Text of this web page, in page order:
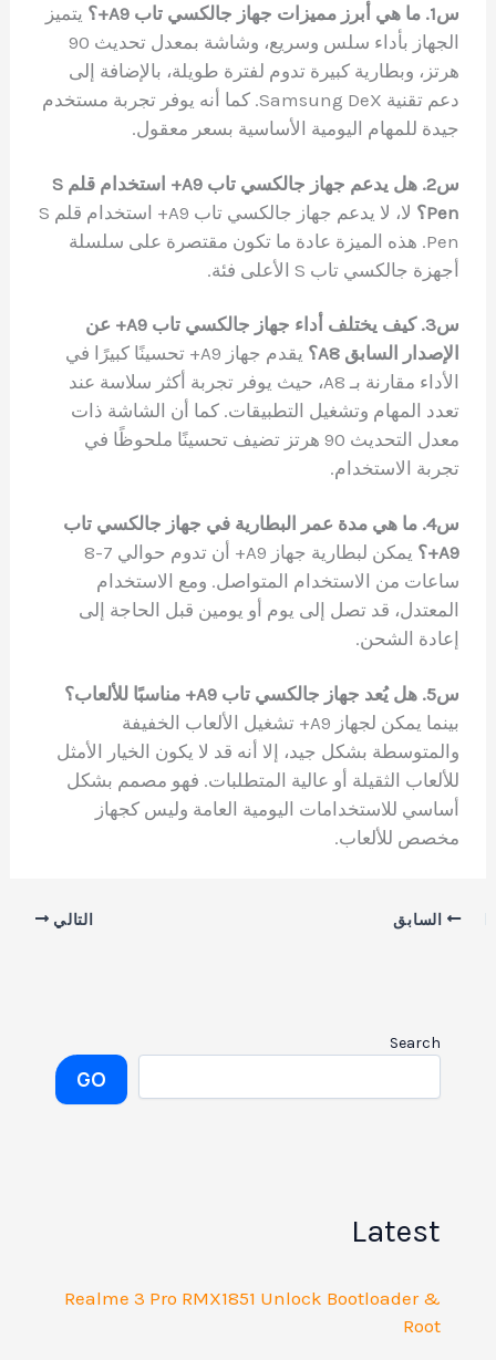
س1. ما هي أبرز مميزات جهاز جالكسي تاب A9+؟
يتميز
الجهاز بأداء سلس وسريع، وشاشة بمعدل تحديث 90
هرتز، وبطارية كبيرة تدوم لفترة طويلة، بالإضافة إلى
دعم تقنية Samsung DeX. كما أنه يوفر تجربة مستخدم
جيدة للمهام اليومية الأساسية بسعر معقول.
س2. هل يدعم جهاز جالكسي تاب A9+ استخدام قلم S
Pen؟
لا، لا يدعم جهاز جالكسي تاب A9+ استخدام قلم S
Pen. هذه الميزة عادة ما تكون مقتصرة على سلسلة
أجهزة جالكسي تاب S الأعلى فئة.
س3. كيف يختلف أداء جهاز جالكسي تاب A9+ عن
الإصدار السابق A8؟
يقدم جهاز A9+ تحسينًا كبيرًا في
الأداء مقارنة بـ A8، حيث يوفر تجربة أكثر سلاسة عند
تعدد المهام وتشغيل التطبيقات. كما أن الشاشة ذات
معدل التحديث 90 هرتز تضيف تحسينًا ملحوظًا في
تجربة الاستخدام.
س4. ما هي مدة عمر البطارية في جهاز جالكسي تاب
A9+؟
يمكن لبطارية جهاز A9+ أن تدوم حوالي 7-8
ساعات من الاستخدام المتواصل. ومع الاستخدام
المعتدل، قد تصل إلى يوم أو يومين قبل الحاجة إلى
إعادة الشحن.
س5. هل يُعد جهاز جالكسي تاب A9+ مناسبًا للألعاب؟
بينما يمكن لجهاز A9+ تشغيل الألعاب الخفيفة
والمتوسطة بشكل جيد، إلا أنه قد لا يكون الخيار الأمثل
للألعاب الثقيلة أو عالية المتطلبات. فهو مصمم بشكل
أساسي للاستخدامات اليومية العامة وليس كجهاز
مخصص للألعاب.
السابق التالي
Search
GO
Latest
Realme 3 Pro RMX1851 Unlock Bootloader &
Root